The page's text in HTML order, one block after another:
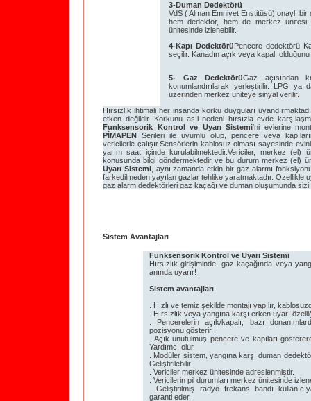
3-Duman Dedektörü
VdS ( Alman Emniyet Enstitüsü) onaylı bir
hem dedektör, hem de merkez
ünitesinde izlenebilir.
4-Kapı DedektörüPencere dedektörü
seçilir. Kanadın açık veya kapalı olduğunu
5- Gaz DedektörüGaz açısından
konumlandırılarak yerleştirilir. LPG ya
üzerinden merkez üniteye sinyal verilir.
Hırsızlık ihtimali her insanda korku duyguları
etken değildir. Korkunu asıl nedeni hırsızla evde
Funksensorik Kontrol ve Uyarı Sistemi'ni evlerine
PİMAPEN Serileri ile uyumlu olup, pencere veya
vericilerle çalışır.Sensörlerin kablosuz olması sayesinde
yarım saat içinde kurulabilmektedir.Vericiler, merkez (el)
konusunda bilgi göndermektedir ve bu durum merkez (el)
Uyarı Sistemi, aynı zamanda etkin bir gaz alarmı
farkedilmeden yayılan gazlar tehlike yaratmaktadır. Özellikle
gaz alarm dedektörleri gaz kaçağı ve duman oluşumunda
Sistem Avantajları
Funksensorik Kontrol ve Uyarı Sistemi
Hırsızlık girişiminde, gaz kaçağında veya
anında uyarır!
Sistem avantajları
. Hızlı ve temiz şekilde montajı yapılır,
. Hırsızlık veya yangına karşı erken uyarı
. Pencerelerin açık/kapalı, bazı
pozisyonu gösterir.
. Açık unutulmuş pencere ve kapıları
Yardımcı olur.
. Modüler sistem, yangına karşı duman
Geliştirilebilir.
. Vericiler merkez ünitesinde adreslenmiştir.
. Vericilerin pil durumları merkez ünitesinde
. Geliştirilmiş radyo frekans bandı
garanti eder.